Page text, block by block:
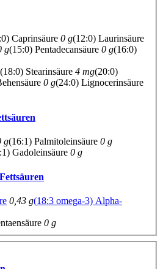
Caprinsäure 0 g(12:0) Laurinsäure
g(15:0) Pentadecansäure 0 g(16:0)
(18:0) Stearinsäure 4 mg(20:0)
0 g(24:0) Lignocerinsäure
g(16:1) Palmitoleinsäure 0 g
Gadoleinsäure 0 g
0,43 g(18:3 omega-3) Alpha-
0 g